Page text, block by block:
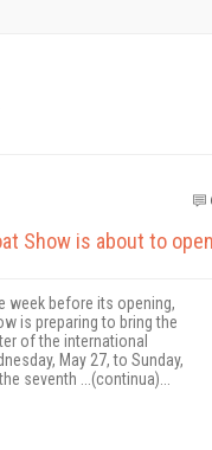
Show is about to open
week before its opening,
is preparing to bring the
of the international
May 27, to Sunday,
seventh ...(continua)...